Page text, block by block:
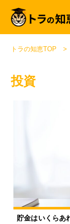
トラの知恵TOP
投資
貯金はいくらあ